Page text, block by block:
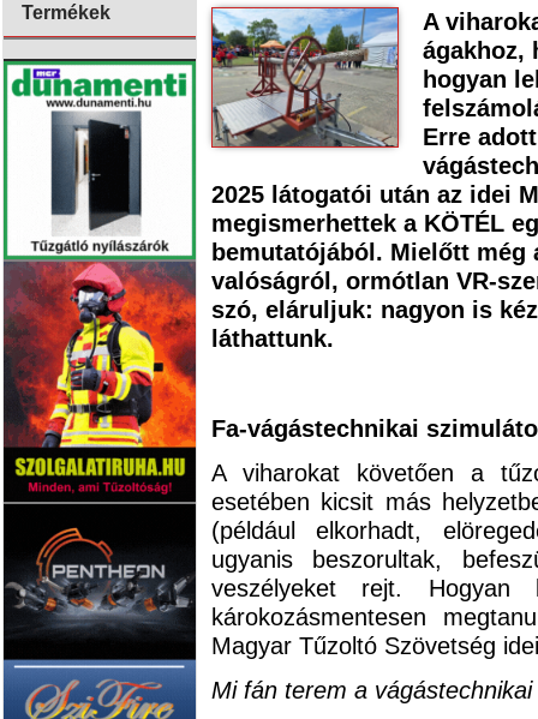
Termékek
A
ágakhoz,
hogyan
Erre
2025 látogatói után az idei
megismerhettek a KÖTÉL
bemutatójából. Mielőtt
valóságról, ormótlan VR-
szó, eláruljuk: nagyon is
láthattunk.
Fa-vágástechnikai
A viharokat követően a
esetében kicsit más
(például elkorhadt,
ugyanis beszorultak,
veszélyeket rejt.
károkozásmentesen
Magyar Tűzoltó Szövetség
Mi fán terem a